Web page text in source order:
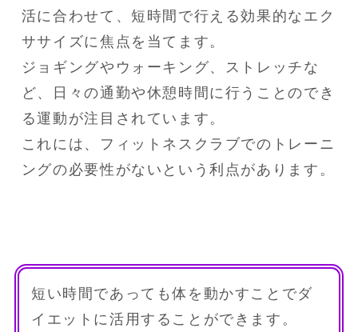
活に合わせて、短時間で行える効果的なエク
ササイズに焦点を当てます。
ジョギングやウォーキング、ストレッチな
ど、日々の通勤や休憩時間に行うことのでき
る運動が注目されています。
これには、フィットネスクラブでのトレーニ
ングの必要性がないという利点があります。
短い時間であっても体を動かすことでダ
イエットに活用することができます。